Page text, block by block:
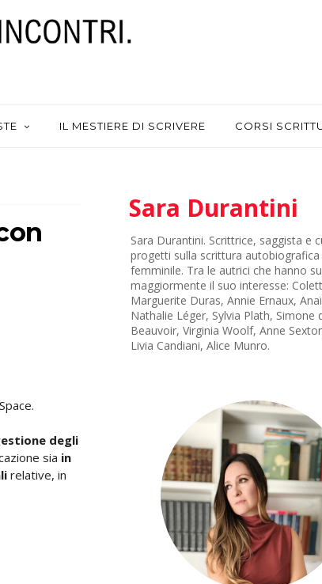
IL MESTIERE DI SCRIVERE CORSI
degli
sia in
relative, in
Sara Durantini
Sara Durantini. Scrittrice, saggista e
progetti sulla scrittura autobiografica
femminile. Tra le autrici che hanno
maggiormente il suo interesse:
Marguerite Duras, Annie Ernaux,
Nathalie Léger, Sylvia Plath, Simone
Beauvoir, Virginia Woolf, Anne
Livia Candiani, Alice Munro.